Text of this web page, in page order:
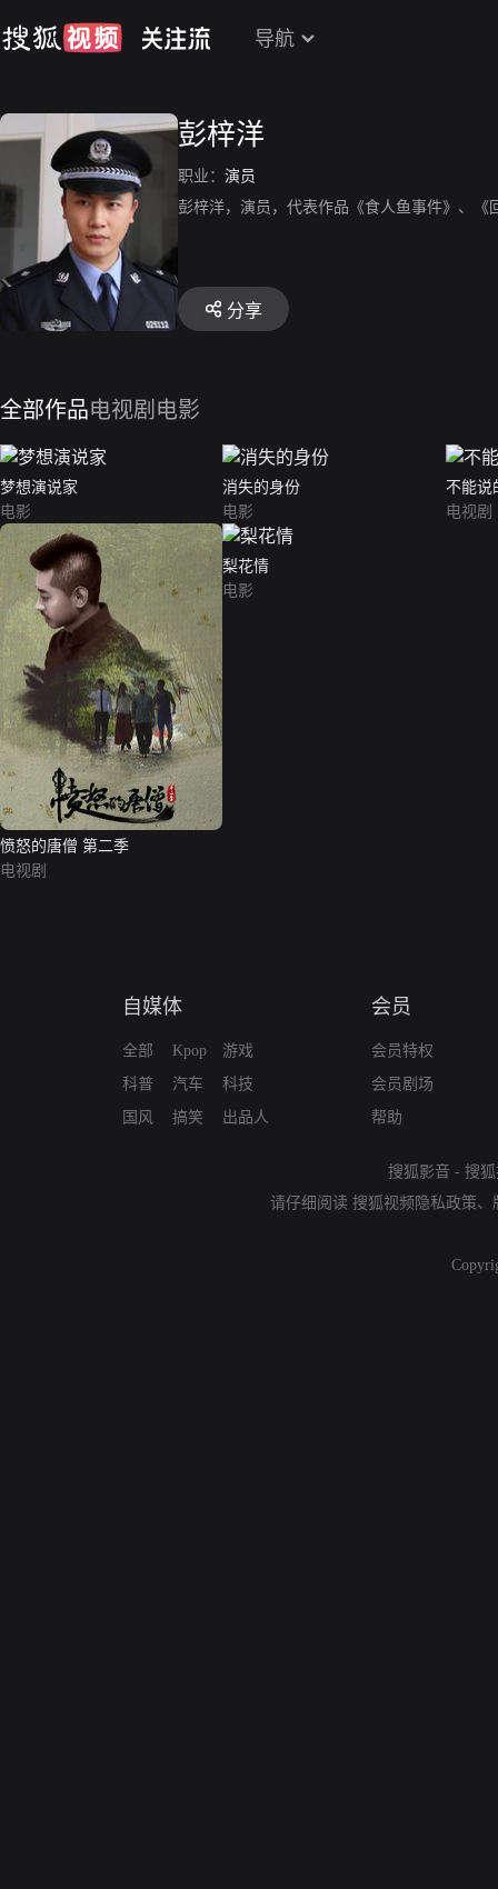
导航
彭梓洋
职业： 演员
彭梓洋，演员，代表作品《食人鱼事件》、《
分享
全部作品电视剧 电影
梦想演说家
电影
消失的身份
电影
不能说
电视剧
愤怒的唐僧 第二季
电视剧
梨花情
电影
自媒体
全部
科普
国风
Kpop
汽车
搞笑
游戏
科技
出品人
会员
会员特权
会员剧场
帮助
搜狐影音 - 搜
请仔细阅读 搜狐视频隐私政策、